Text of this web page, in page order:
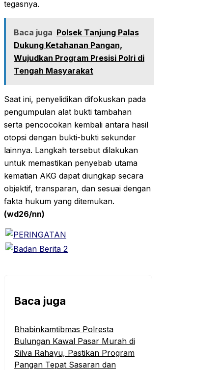
tegasnya.
Baca juga Polsek Tanjung Palas
Dukung Ketahanan Pangan,
Wujudkan Program Presisi Polri di
Tengah Masyarakat
Saat ini, penyelidikan difokuskan pada
pengumpulan alat bukti tambahan
serta pencocokan kembali antara hasil
otopsi dengan bukti-bukti sekunder
lainnya. Langkah tersebut dilakukan
untuk memastikan penyebab utama
kematian AKG dapat diungkap secara
objektif, transparan, dan sesuai dengan
fakta hukum yang ditemukan.
(wd26/nn)
Baca juga
Bhabinkamtibmas Polresta
Bulungan Kawal Pasar Murah di
Silva Rahayu, Pastikan Program
Pangan Tepat Sasaran dan